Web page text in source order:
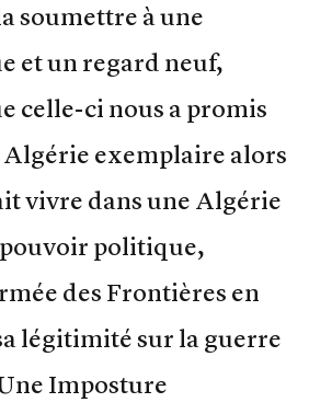
soumettre à une
et un regard neuf,
celle-ci nous a promis
exemplaire alors
vivre dans une Algérie
politique,
des Frontières en
légitimité sur la guerre
Imposture